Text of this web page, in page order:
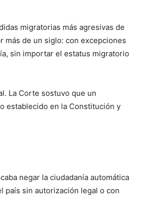
migratorias más agresivas de
de un siglo: con excepciones
sin importar el estatus migratorio
La Corte sostuvo que un
establecido en la Constitución y
negar la ciudadanía automática
país sin autorización legal o con